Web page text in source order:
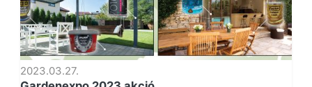
2023.03.27.